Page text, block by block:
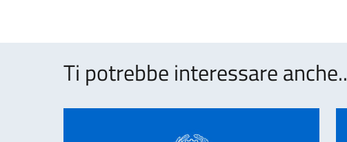
Ti potrebbe interessare anche..